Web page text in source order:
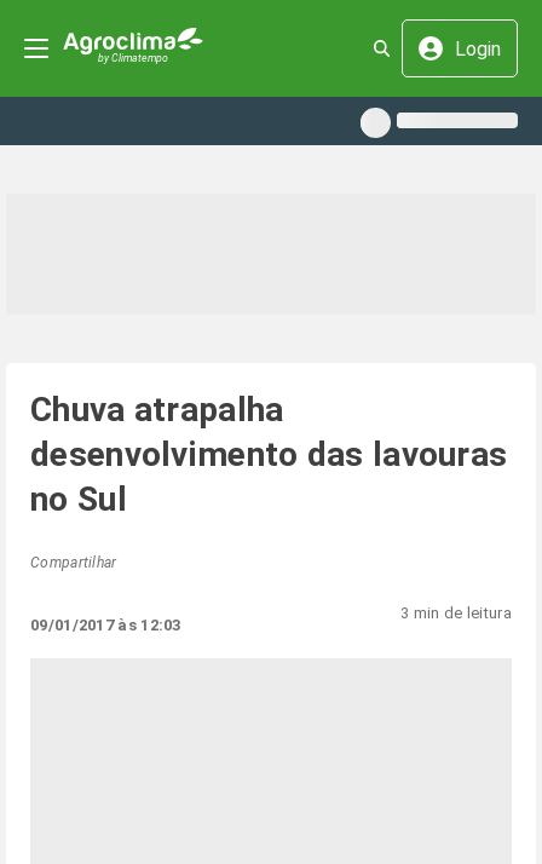
Login
Chuva atrapalha
desenvolvimento das lavouras
no Sul
Compartilhar
09/01/2017 às 12:03
3 min de leitura